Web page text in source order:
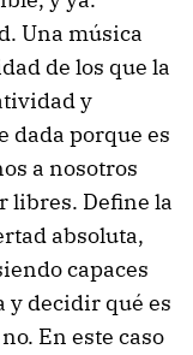
Una música
de los que la
y
dada porque es
a nosotros
libres. Define la
absoluta,
capaces
y decidir qué es
En este caso